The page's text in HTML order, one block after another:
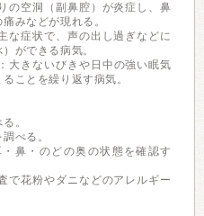
の空洞（副鼻腔）が炎症し、鼻
みなどが現れる。
な症状で、声の出し過ぎなどに
ができる病気。
大きないびきや日中の強い眠気
ことを繰り返す病気。
。
べる。
鼻・のどの奥の状態を確認す
で花粉やダニなどのアレルギー